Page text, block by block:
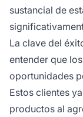
sustancial de
La clave del
entender que
oportunidades
Estos clientes
productos al